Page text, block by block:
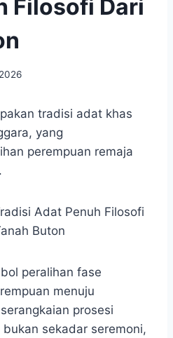
Filosofi Dari
tradisi adat khas
yang
perempuan remaja
peralihan fase
menuju
prosesi
sekadar seremoni,